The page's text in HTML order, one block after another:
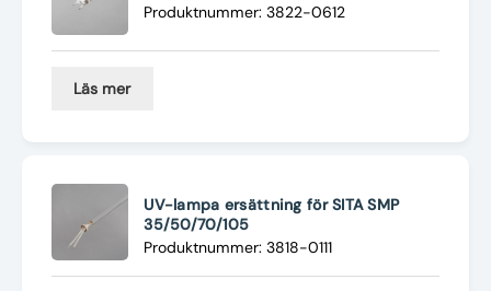
Produktnummer: 3822-0612
Läs mer
UV-lampa ersättning för SITA SMP
35/50/70/105
Produktnummer: 3818-0111